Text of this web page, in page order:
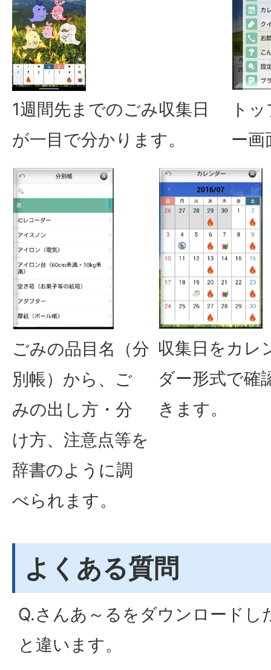
1週間先までのごみ収集日
が一目で分かります。
ト
ー画
ごみの品目名（分
別帳）から、ご
みの出し方・分
け方、注意点等を
辞書のように調
べられます。
収集日をカレ
ダー形式で確
きます。
よくある質問
Q.さんあ～るをダウンロードし
と違います。